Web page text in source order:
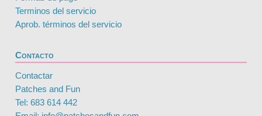
Terminos del servicio
Aprob. términos del servicio
Contacto
Contactar
Patches and Fun
Tel: 683 614 442